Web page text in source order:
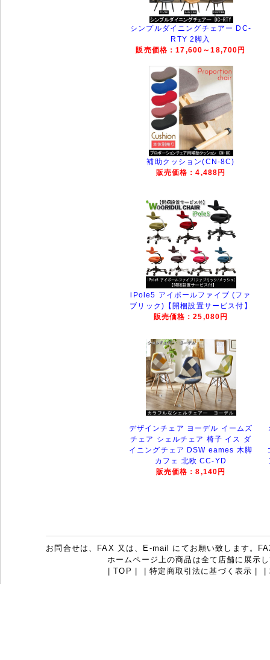
シンプルダイニングチェアー DC-
RTY 2脚入
販売価格：17,600～18,700円
補助クッション(CN-8C)
販売価格：4,488円
iPole5 アイポールファイブ (ファ
ブリック)【開梱設置サービス付】
販売価格：25,080円
デザインチェア ヨーデル イームズ
チェア シェルチェア 椅子 イス ダ
イニングチェア DSW eames 木脚
カフェ 北欧 CC-YD
販売価格：8,140円
お問合せは、FAX 又は、E-mail にてお願い致します。
ホームページ上の商品は全て店舗に展示
|TOP | |特定商取引法に基づく表示 | |